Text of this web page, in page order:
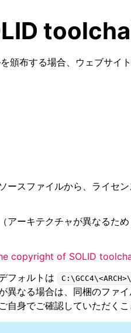
頒布する場合、ウェブサイ
ースファイルから、ライセ
アーキテクチャが異なるた
copyright of SOLID
フォルトは
異なる場合は、同梱のファ
身でご確認していただくこ